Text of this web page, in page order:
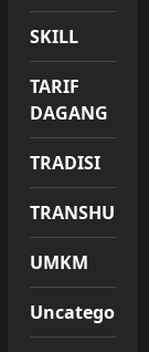
SKILL
TARIF
DAGANG
TRADISI
UMKM